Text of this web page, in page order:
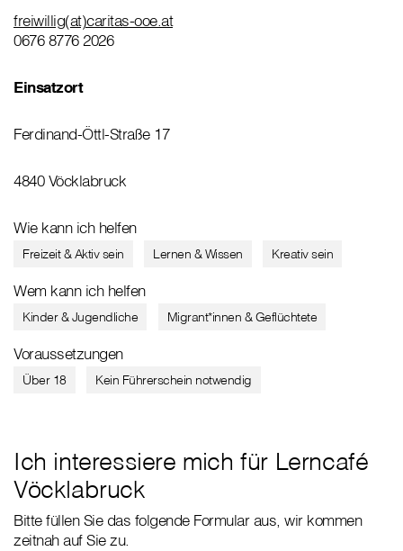
freiwillig(at)caritas-ooe.at
0676 8776 2026
Einsatzort
Ferdinand-Öttl-Straße 17
4840 Vöcklabruck
Wie kann ich helfen
Freizeit & Aktiv sein Lernen & Wissen Kreativ sein
Wem kann ich helfen
Kinder & Jugendliche Migrant*innen & Geflüchtete
Voraussetzungen
Über 18 Kein Führerschein notwendig
Ich interessiere mich für Lerncafé
Vöcklabruck
Bitte füllen Sie das folgende Formular aus, wir kommen
zeitnah auf Sie zu.